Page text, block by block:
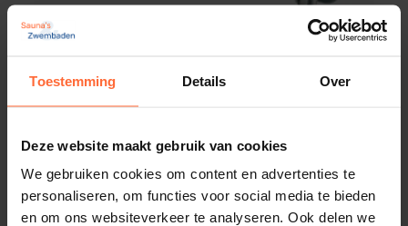
Toestemming Details Over
Deze website maakt gebruik van cookies
We gebruiken cookies om content en advertenties te
personaliseren, om functies voor social media te bieden
en om ons websiteverkeer te analyseren. Ook delen we
Certkin Certivac bodemzuiger